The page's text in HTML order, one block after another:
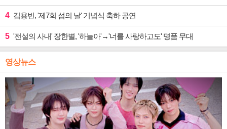
4 김용빈, '제7회 섬의 날' 기념식 축하 공연
5 '전설의 사내' 장한별, '하늘아'→'너를 사랑하고도' 명품 무대
영상뉴스